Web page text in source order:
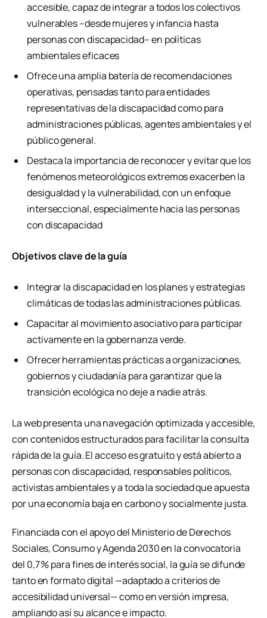
accesible, capaz de integrar a todos los colectivos
vulnerables –desde mujeres y infancia hasta
personas con discapacidad– en políticas
ambientales eficaces
Ofrece una amplia batería de recomendaciones
operativas, pensadas tanto para entidades
representativas de la discapacidad como para
administraciones públicas, agentes ambientales y el
público general.
Destaca la importancia de reconocer y evitar que los
fenómenos meteorológicos extremos exacerben la
desigualdad y la vulnerabilidad, con un enfoque
interseccional, especialmente hacia las personas
con discapacidad
Objetivos clave de la guía
Integrar la discapacidad en los planes y estrategias
climáticas de todas las administraciones públicas.
Capacitar al movimiento asociativo para participar
activamente en la gobernanza verde.
Ofrecer herramientas prácticas a organizaciones,
gobiernos y ciudadanía para garantizar que la
transición ecológica no deje a nadie atrás.
La web presenta una navegación optimizada y accesible,
con contenidos estructurados para facilitar la consulta
rápida de la guía. El acceso es gratuito y está abierto a
personas con discapacidad, responsables políticos,
activistas ambientales y a toda la sociedad que apuesta
por una economía baja en carbono y socialmente justa.
Financiada con el apoyo del Ministerio de Derechos
Sociales, Consumo y Agenda 2030 en la convocatoria
del 0,7 % para fines de interés social, la guía se difunde
tanto en formato digital —adaptado a criterios de
accesibilidad universal— como en versión impresa,
ampliando así su alcance e impacto.